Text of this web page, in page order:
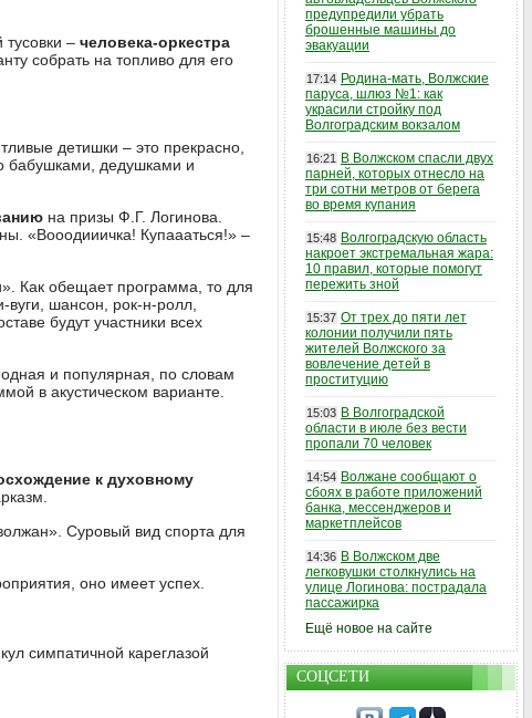
– человека-оркестра
собрать на топливо для его
детишки – это прекрасно,
бабушками, дедушками и
на призы Ф.Г. Логинова.
«Вооодииичка! Купаааться!» –
Как обещает программа, то для
вуги, шансон, рок-н-ролл,
будут участники всех
и популярная, по словам
в акустическом варианте.
к духовному
Суровый вид спорта для
оно имеет успех.
симпатичной кареглазой
предупредили убрать
брошенные машины до
эвакуации
17:14 Родина-мать, Волжские
паруса, шлюз №1: как
украсили стройку под
Волгоградским вокзалом
16:21
В Волжском спасли двух
парней, которых отнесло на
три сотни метров от берега
во время купания
15:48 Волгоградскую область
накроет экстремальная жара:
10 правил, которые помогут
пережить зной
15:37 От трех до пяти лет
колонии получили пять
жителей Волжского за
вовлечение детей в
проституцию
15:03 В Волгоградской
области в июле без вести
пропали 70 человек
14:54 Волжане сообщают о
сбоях в работе приложений
банка, мессенджеров и
маркетплейсов
14:36 В Волжском две
легковушки столкнулись на
улице Логинова: пострадала
пассажирка
Ещё новое на сайте
СОЦСЕТИ